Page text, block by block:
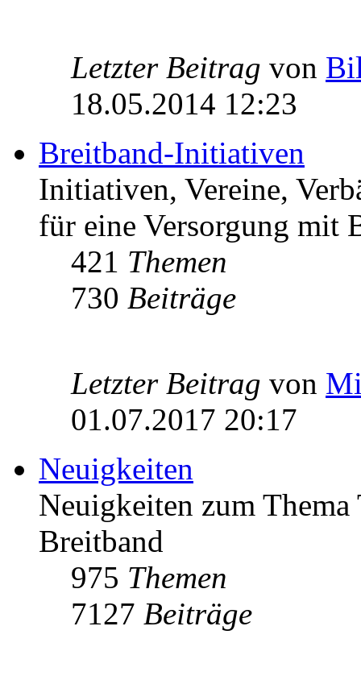
Letzter Beitrag von
18.05.2014 12:23
Breitband-Initiativen
Initiativen, Vereine,
für eine Versorgung mit
421 Themen
730 Beiträge
Letzter Beitrag von
01.07.2017 20:17
Neuigkeiten
Neuigkeiten zum
Breitband
975 Themen
7127 Beiträge